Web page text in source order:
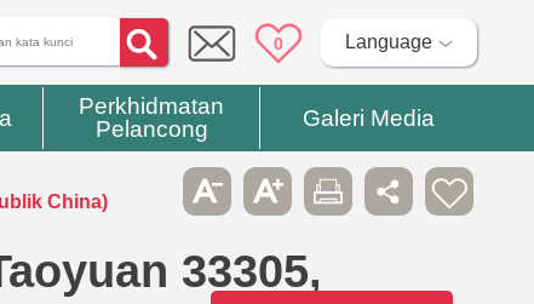
0 Language
Perkhidmatan
Pelancong
Galeri Media
China)
33305,